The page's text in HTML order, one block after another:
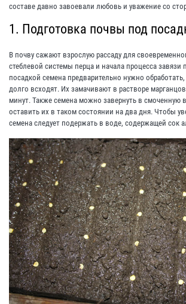
составе давно завоевали любовь и уважение со
1. Подготовка почвы под
В почву сажают взрослую рассаду для
стеблевой системы перца и начала процесса завязи
посадкой семена предварительно нужно
долго всходят. Их замачивают в растворе
минут. Также семена можно завернуть в смоченную
оставить их в таком состоянии на два дня. Чтобы
семена следует подержать в воде, содержащей сок